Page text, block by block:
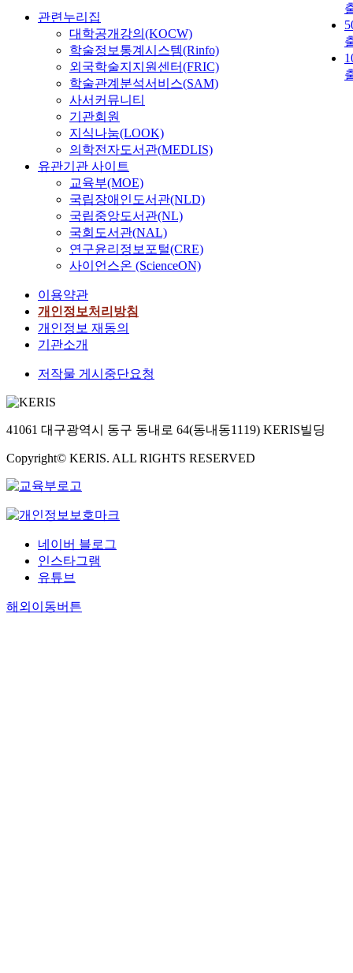
관련누리집
대학공개강의(KOCW)
학술정보통계시스템(Rinfo)
외국학술지지원센터(FRIC)
학술관계분석서비스(SAM)
사서커뮤니티
기관회원
지식나눔(LOOK)
의학전자도서관(MEDLIS)
유관기관 사이트
교육부(MOE)
국립장애인도서관(NLD)
국립중앙도서관(NL)
국회도서관(NAL)
연구윤리정보포털(CRE)
사이언스온 (ScienceON)
이용약관
개인정보처리방침
개인정보 재동의
기관소개
저작물 게시중단요청
41061 대구광역시 동구 동내로 64(동내동1119) KERIS빌딩
Copyright© KERIS. ALL RIGHTS RESERVED
네이버 블로그
인스타그램
유튜브
해외이동버튼